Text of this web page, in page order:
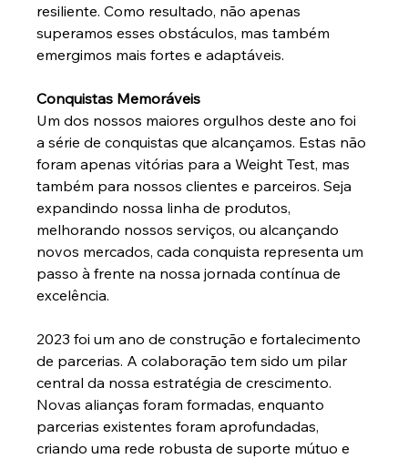
resiliente. Como resultado, não apenas
superamos esses obstáculos, mas também
emergimos mais fortes e adaptáveis.
Conquistas Memoráveis
Um dos nossos maiores orgulhos deste ano foi
a série de conquistas que alcançamos. Estas não
foram apenas vitórias para a Weight Test, mas
também para nossos clientes e parceiros. Seja
expandindo nossa linha de produtos,
melhorando nossos serviços, ou alcançando
novos mercados, cada conquista representa um
passo à frente na nossa jornada contínua de
excelência.
2023 foi um ano de construção e fortalecimento
de parcerias. A colaboração tem sido um pilar
central da nossa estratégia de crescimento.
Novas alianças foram formadas, enquanto
parcerias existentes foram aprofundadas,
criando uma rede robusta de suporte mútuo e